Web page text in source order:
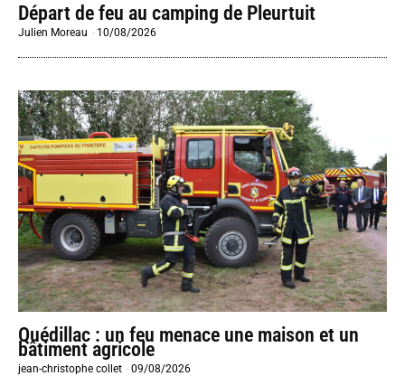
Départ de feu au camping de Pleurtuit
Julien Moreau - 10/08/2026
Quédillac : un feu menace une maison et un
bâtiment agricole
jean-christophe collet -09/08/2026